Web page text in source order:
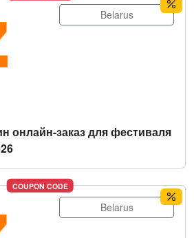
Belarus
онлайн-заказ для фестиваля
COUPON CODE
Belarus